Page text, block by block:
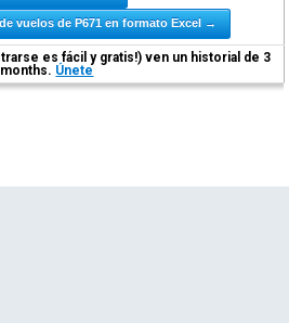
vuelos de P671 en formato Excel →
es fácil y gratis!) ven un historial de 3
months. Únete